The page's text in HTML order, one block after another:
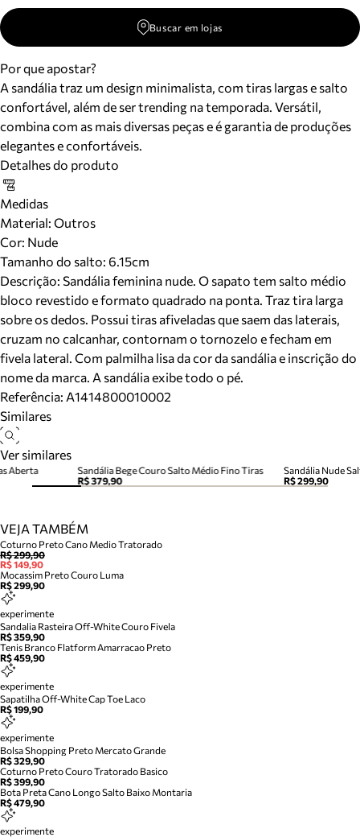
Buscar em lojas
Por que apostar?
A sandália traz um design minimalista, com tiras largas e salto
confortável, além de ser trending na temporada. Versátil,
combina com as mais diversas peças e é garantia de produções
elegantes e confortáveis.
Detalhes do produto
Medidas
Material: Outros
Cor: Nude
Tamanho do salto: 6.15cm
Descrição: Sandália feminina nude. O sapato tem salto médio
bloco revestido e formato quadrado na ponta. Traz tira larga
sobre os dedos. Possui tiras afiveladas que saem das laterais,
cruzam no calcanhar, contornam o tornozelo e fecham em
fivela lateral. Com palmilha lisa da cor da sandália e inscrição do
nome da marca. A sandália exibe todo o pé.
Referência: A1414800010002
Similares
Ver similares
Sandália Bege Couro Salto Médio Fino Tiras
R$ 379,90
Sandália Nude
R$ 299,90
Aberta
VEJA TAMBÉM
Coturno Preto Cano Medio Tratorado
R$ 299,90
R$ 149,90
Mocassim Preto Couro Luma
R$ 299,90
experimente
Sandalia Rasteira Off-White Couro Fivela
R$ 359,90
Tenis Branco Flatform Amarracao Preto
R$ 459,90
experimente
Sapatilha Off-White Cap Toe Laco
R$ 199,90
experimente
Bolsa Shopping Preto Mercato Grande
R$ 329,90
Coturno Preto Couro Tratorado Basico
R$ 399,90
Bota Preta Cano Longo Salto Baixo Montaria
R$ 479,90
experimente